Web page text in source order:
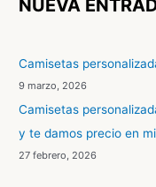
p
o
r
:
NUEVA
Camisetas
9 marzo, 2026
Camisetas
y te damos precio en
27 febrero, 2026